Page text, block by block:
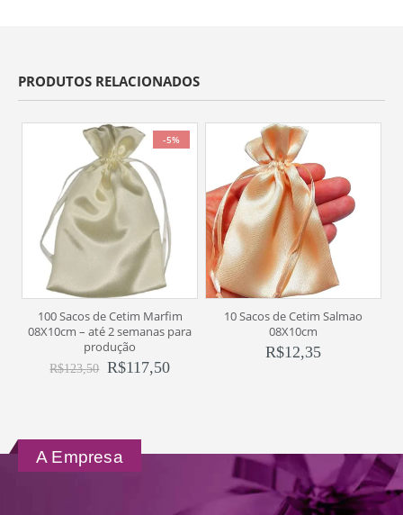
PRODUTOS RELACIONADOS
-5%
100 Sacos de Cetim Marfim
08X10cm – até 2 semanas para
produção
R$123,50 R$117,50
10 Sacos de Cetim Salmao
08X10cm
R$12,35
A Empresa